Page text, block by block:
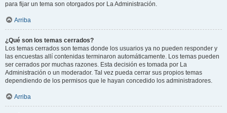
para fijar un tema son otorgados por La Administración.
Arriba
¿Qué son los temas cerrados?
Los temas cerrados son temas donde los usuarios ya no pueden responder y
las encuestas allí contenidas terminaron automáticamente. Los temas pueden
ser cerrados por muchas razones. Esta decisión es tomada por La
Administración o un moderador. Tal vez pueda cerrar sus propios temas
dependiendo de los permisos que le hayan concedido los administradores.
Arriba